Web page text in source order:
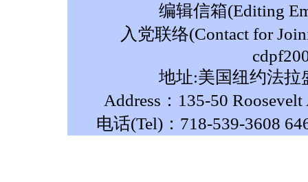
编辑信箱(Editing
入党联络(Contact for
地址:美国纽约法拉
Address：135-50
电话(Tel)：718-539-3608